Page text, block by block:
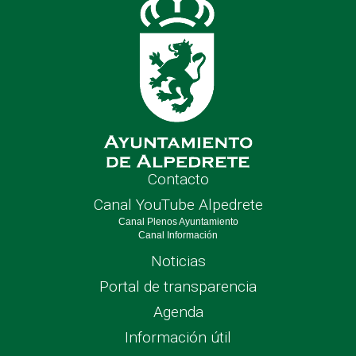
Contacto
Canal YouTube Alpedrete
Canal Plenos Ayuntamiento
Canal Información
Noticias
Portal de transparencia
Agenda
Información útil